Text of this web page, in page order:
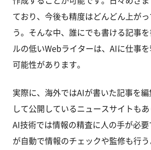
ており、今後も精度はどんどん上が
う。そんな中、誰にでも書ける記事
ルの低いWebライターは、AIに仕事
可能性があります。
実際に、海外ではAIが書いた記事を
して公開しているニュースサイトも
AI技術では情報の精査に人の手が必
が自動で情報のチェックや監修も行